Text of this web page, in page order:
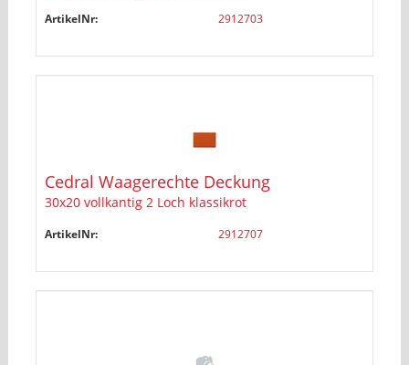
ArtikelNr: 2912703
Cedral Waagerechte Deckung
30x20 vollkantig 2 Loch klassikrot
ArtikelNr: 2912707